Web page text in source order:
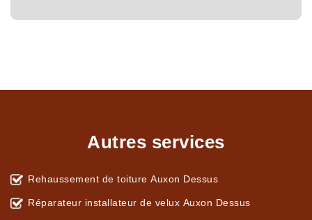
Autres services
Rehaussement de toiture Auxon Dessus
Réparateur installateur de velux Auxon Dessus